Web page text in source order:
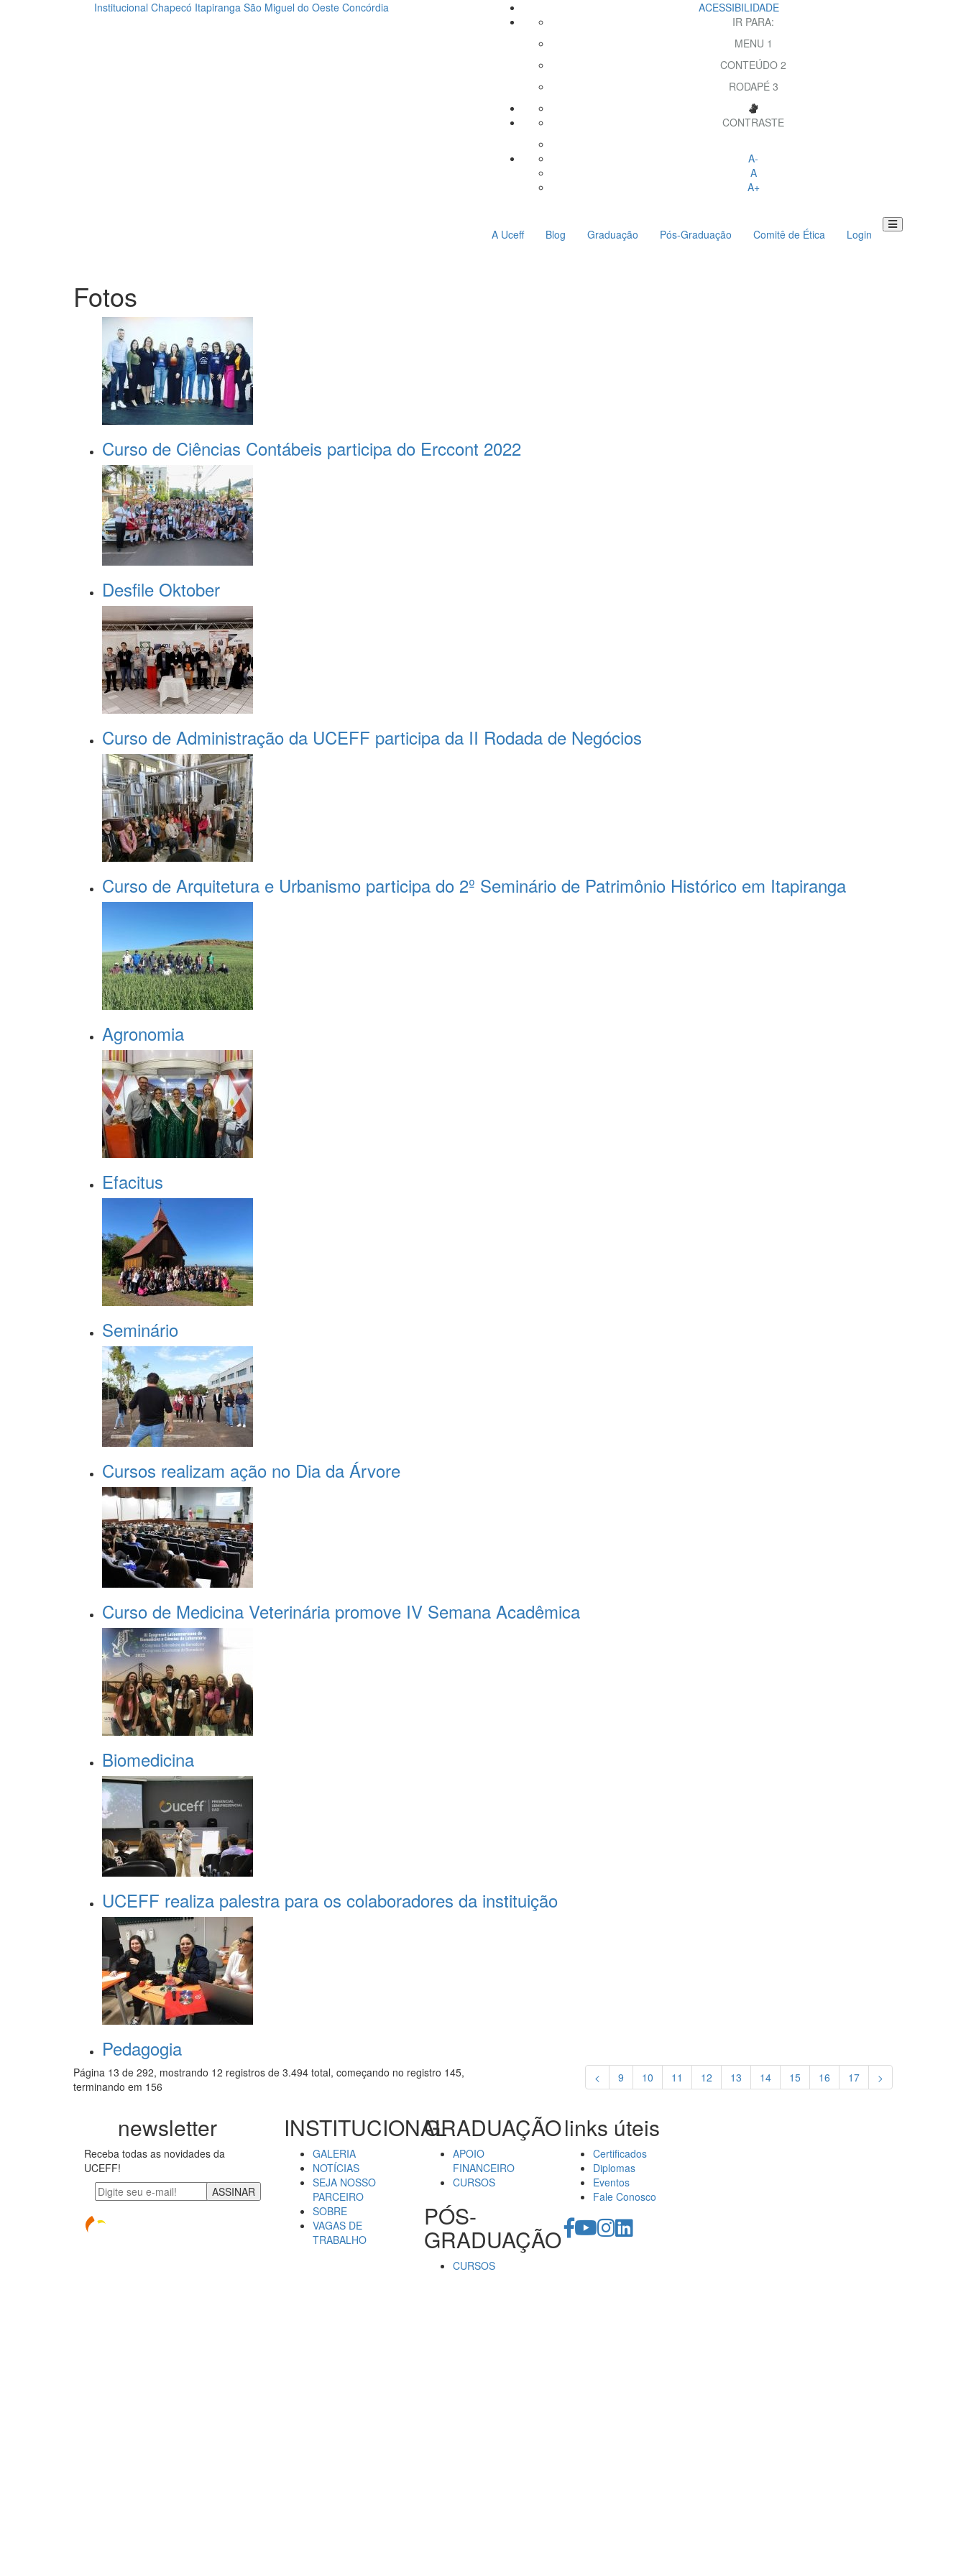
Institucional Chapecó Itapiranga São Miguel do Oeste Concórdia
ACESSIBILIDADE
IR PARA:
MENU 1
CONTEÚDO 2
RODAPÉ 3
CONTRASTE
A-
A
A+
A Uceff
Blog Graduação Pós-Graduação Comitê de Ética Login
Toggle
Fotos
Curso de Ciências Contábeis participa do Erccont 2022
Desfile Oktober
Curso de Administração da UCEFF participa da II Rodada de Negócios
Curso de Arquitetura e Urbanismo participa do 2º Seminário de Patrimônio Histórico em Itapiranga
Agronomia
Efacitus
Seminário
Cursos realizam ação no Dia da Árvore
Curso de Medicina Veterinária promove IV Semana Acadêmica
Biomedicina
UCEFF realiza palestra para os colaboradores da instituição
Pedagogia
Página 13 de 292, mostrando 12 registros de 3.494 total, começando no registro 145,
terminando em 156
< 9 10 11 12 13 14 15 16 17 >
newsletter
Receba todas as novidades da
UCEFF!
ASSINAR
INSTITUCIONAL
GALERIA
NOTÍCIAS
SEJA NOSSO
PARCEIRO
SOBRE
VAGAS DE
TRABALHO
GRADUAÇÃO
APOIO
FINANCEIRO
CURSOS
PÓS-
GRADUAÇÃO
CURSOS
links úteis
Certificados
Diplomas
Eventos
Fale Conosco